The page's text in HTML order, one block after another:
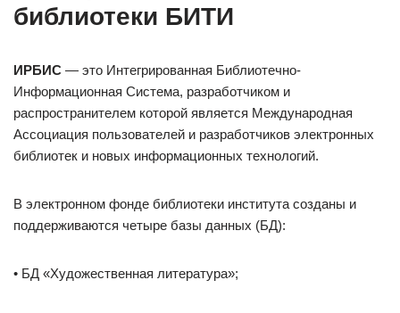
библиотеки БИТИ
ИРБИС — это Интегрированная Библиотечно-
Информационная Система, разработчиком и
распространителем которой является Международная
Ассоциация пользователей и разработчиков электронных
библиотек и новых информационных технологий.
В электронном фонде библиотеки института созданы и
поддерживаются четыре базы данных (БД):
• БД «Художественная литература»;